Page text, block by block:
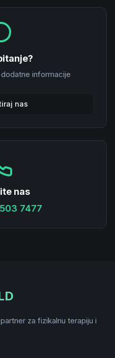
informacije
nas
nas
7477
za fizikalnu terapiju i